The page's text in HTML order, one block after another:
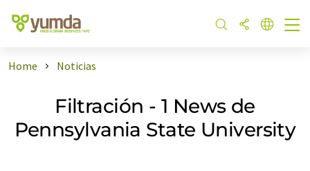
Home Noticias
Filtración - 1 News de
Pennsylvania State University